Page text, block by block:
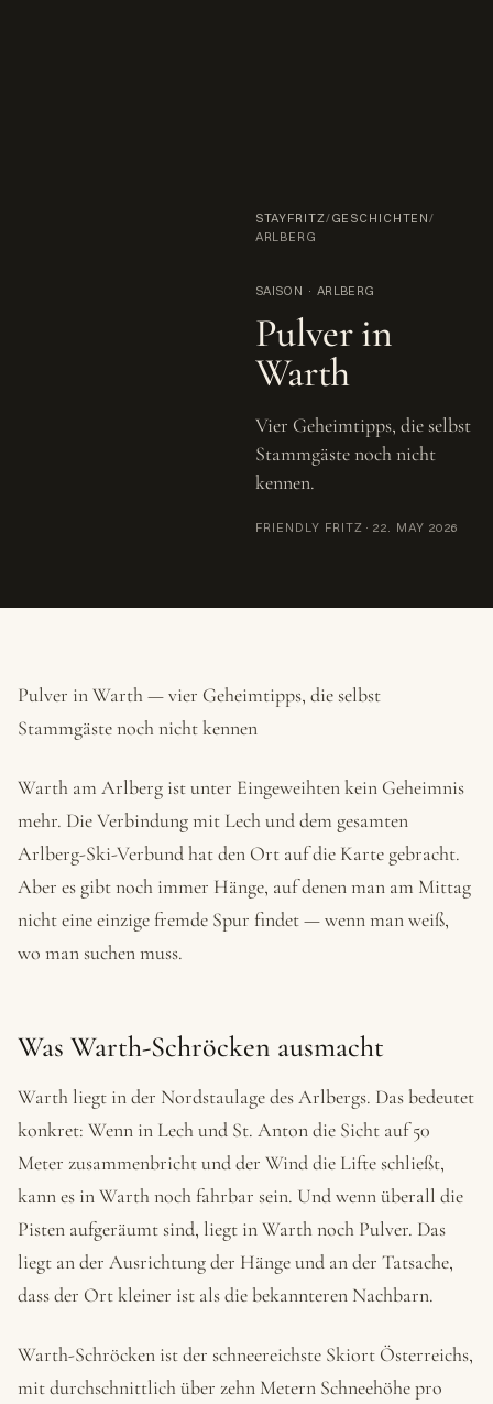
STAYFRITZ/GESCHICHTEN/
ARLBERG
SAISON · ARLBERG
Pulver in
Warth
Vier Geheimtipps, die selbst
Stammgäste noch nicht
kennen.
FRIENDLY FRITZ · 22. MAY 2026
Pulver in Warth — vier Geheimtipps, die selbst
Stammgäste noch nicht kennen
Warth am Arlberg ist unter Eingeweihten kein Geheimnis
mehr. Die Verbindung mit Lech und dem gesamten
Arlberg-Ski-Verbund hat den Ort auf die Karte gebracht.
Aber es gibt noch immer Hänge, auf denen man am Mittag
nicht eine einzige fremde Spur findet — wenn man weiß,
wo man suchen muss.
Was Warth-Schröcken ausmacht
Warth liegt in der Nordstaulage des Arlbergs. Das bedeutet
konkret: Wenn in Lech und St. Anton die Sicht auf 50
Meter zusammenbricht und der Wind die Lifte schließt,
kann es in Warth noch fahrbar sein. Und wenn überall die
Pisten aufgeräumt sind, liegt in Warth noch Pulver. Das
liegt an der Ausrichtung der Hänge und an der Tatsache,
dass der Ort kleiner ist als die bekannteren Nachbarn.
Warth-Schröcken ist der schneereichste Skiort Österreichs,
mit durchschnittlich über zehn Metern Schneehöhe pro